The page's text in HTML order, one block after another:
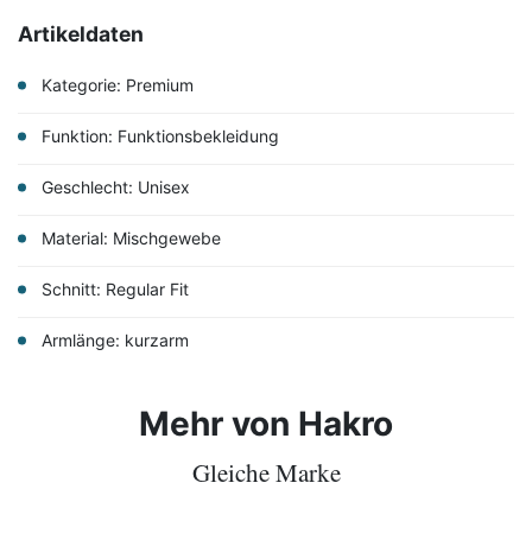
Artikeldaten
Kategorie: Premium
Funktion: Funktionsbekleidung
Geschlecht: Unisex
Material: Mischgewebe
Schnitt: Regular Fit
Armlänge: kurzarm
Mehr von Hakro
Gleiche Marke